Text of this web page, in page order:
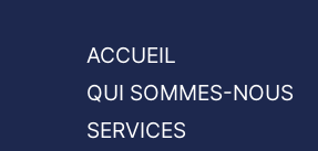
ACCUEIL
QUI SOMMES-NOUS
SERVICES